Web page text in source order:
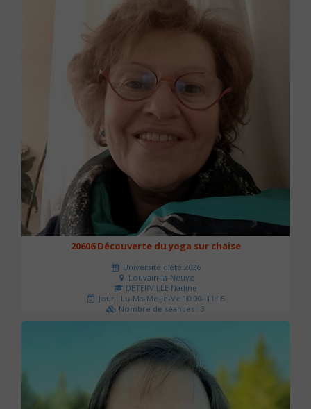
20606 Découverte du yoga sur chaise
Université d'été 2026
Louvain-la-Neuve
DETERVILLE Nadine
Jour : Lu-Ma-Me-Je-Ve 10:00- 11:15
Nombre de séances : 3
30 €